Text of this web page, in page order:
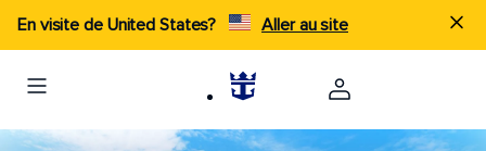
En visite de United States? Aller au site